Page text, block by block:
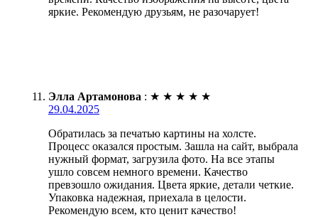
яркие. Рекомендую друзьям, не разочарует!
Элла Артамонова : ★ ★ ★ ★ ★
29.04.2025
Обратилась за печатью картины на холсте.
Процесс оказался простым. Зашла на сайт, выбрала
нужный формат, загрузила фото. На все этапы
ушло совсем немного времени. Качество
превзошло ожидания. Цвета яркие, детали четкие.
Упаковка надежная, приехала в целости.
Рекомендую всем, кто ценит качество!